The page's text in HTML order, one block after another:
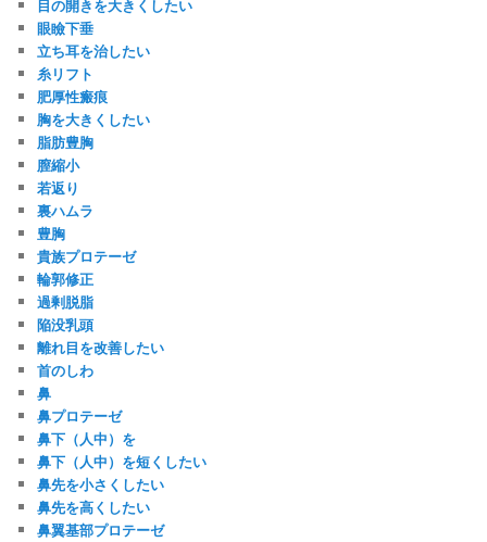
目の開きを大きくしたい
眼瞼下垂
立ち耳を治したい
糸リフト
肥厚性瘢痕
胸を大きくしたい
脂肪豊胸
膣縮小
若返り
裏ハムラ
豊胸
貴族プロテーゼ
輪郭修正
過剰脱脂
陥没乳頭
離れ目を改善したい
首のしわ
鼻
鼻プロテーゼ
鼻下（人中）を
鼻下（人中）を短くしたい
鼻先を小さくしたい
鼻先を高くしたい
鼻翼基部プロテーゼ